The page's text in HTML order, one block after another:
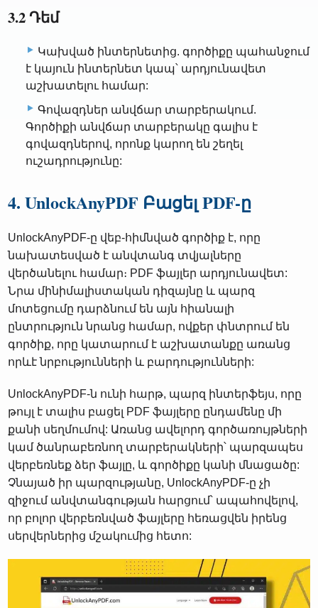
3.2 Դեմ
Կախված ինտերնետից. գործիքը պահանջում
է կայուն ինտերնետ կապ՝ արդյունավետ
աշխատելու համար:
Գովազդներ անվճար տարբերակում.
Գործիքի անվճար տարբերակը գալիս է
գովազդներով, որոնք կարող են շեղել
ուշադրությունը:
4. UnlockAnyPDF Բացել PDF-ը
UnlockAnyPDF-ը վեբ-հիմնված գործիք է, որը
նախատեսված է անվտանգ տվյալները
վերծանելու համար։ PDF ֆայլեր արդյունավետ:
Նրա մինիմալիստական ​​դիզայնը և պարզ
մոտեցումը դարձնում են այն հիանալի
ընտրություն նրանց համար, ովքեր փնտրում են
գործիք, որը կատարում է աշխատանքը առանց
որևէ նրբությունների և բարդությունների:
UnlockAnyPDF-ն ունի հարթ, պարզ ինտերֆեյս, որը
թույլ է տալիս բացել PDF ֆայլերը ընդամենը մի
քանի սեղմումով: Առանց ավելորդ գործառույթների
կամ ծանրաբեռնող տարբերակների՝ պարզապես
վերբեռնեք ձեր ֆայլը, և գործիքը կանի մնացածը:
Չնայած իր պարզությանը, UnlockAnyPDF-ը չի
զիջում անվտանգության հարցում՝ ապահովելով,
որ բոլոր վերբեռնված ֆայլերը հեռացվեն իրենց
սերվերներից մշակումից հետո: